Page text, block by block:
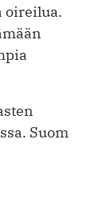
oireilua.
Suom